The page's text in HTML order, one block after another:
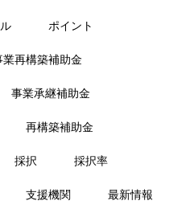
ポイント
業再構築補助金
事業承継補助金
再構築補助金
採択 採択率
支援機関 最新情報